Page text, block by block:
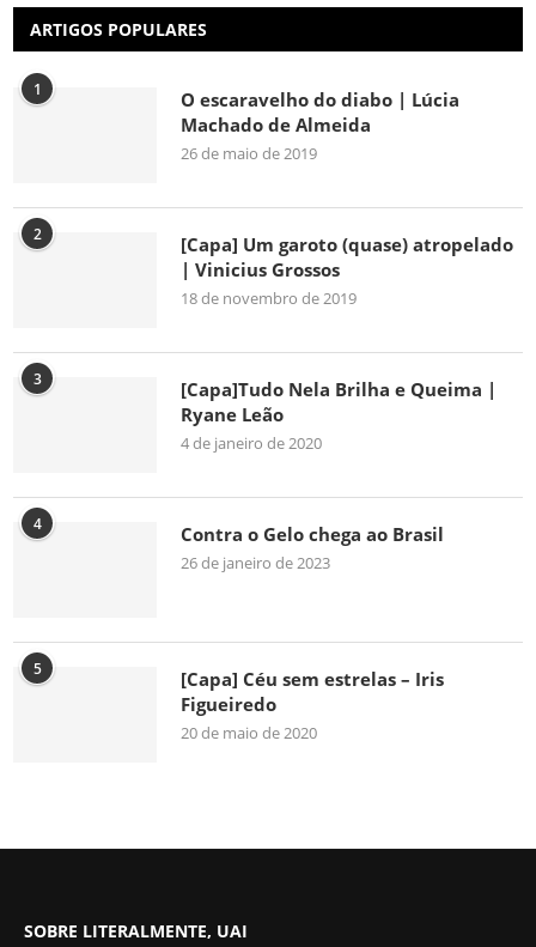
ARTIGOS POPULARES
1
O escaravelho do diabo | Lúcia
Machado de Almeida
26 de maio de 2019
2
[Capa] Um garoto (quase) atropelado
| Vinicius Grossos
18 de novembro de 2019
3
[Capa]Tudo Nela Brilha e Queima |
Ryane Leão
4 de janeiro de 2020
4 Contra o Gelo chega ao Brasil
26 de janeiro de 2023
5
[Capa] Céu sem estrelas – Iris
Figueiredo
20 de maio de 2020
SOBRE LITERALMENTE, UAI